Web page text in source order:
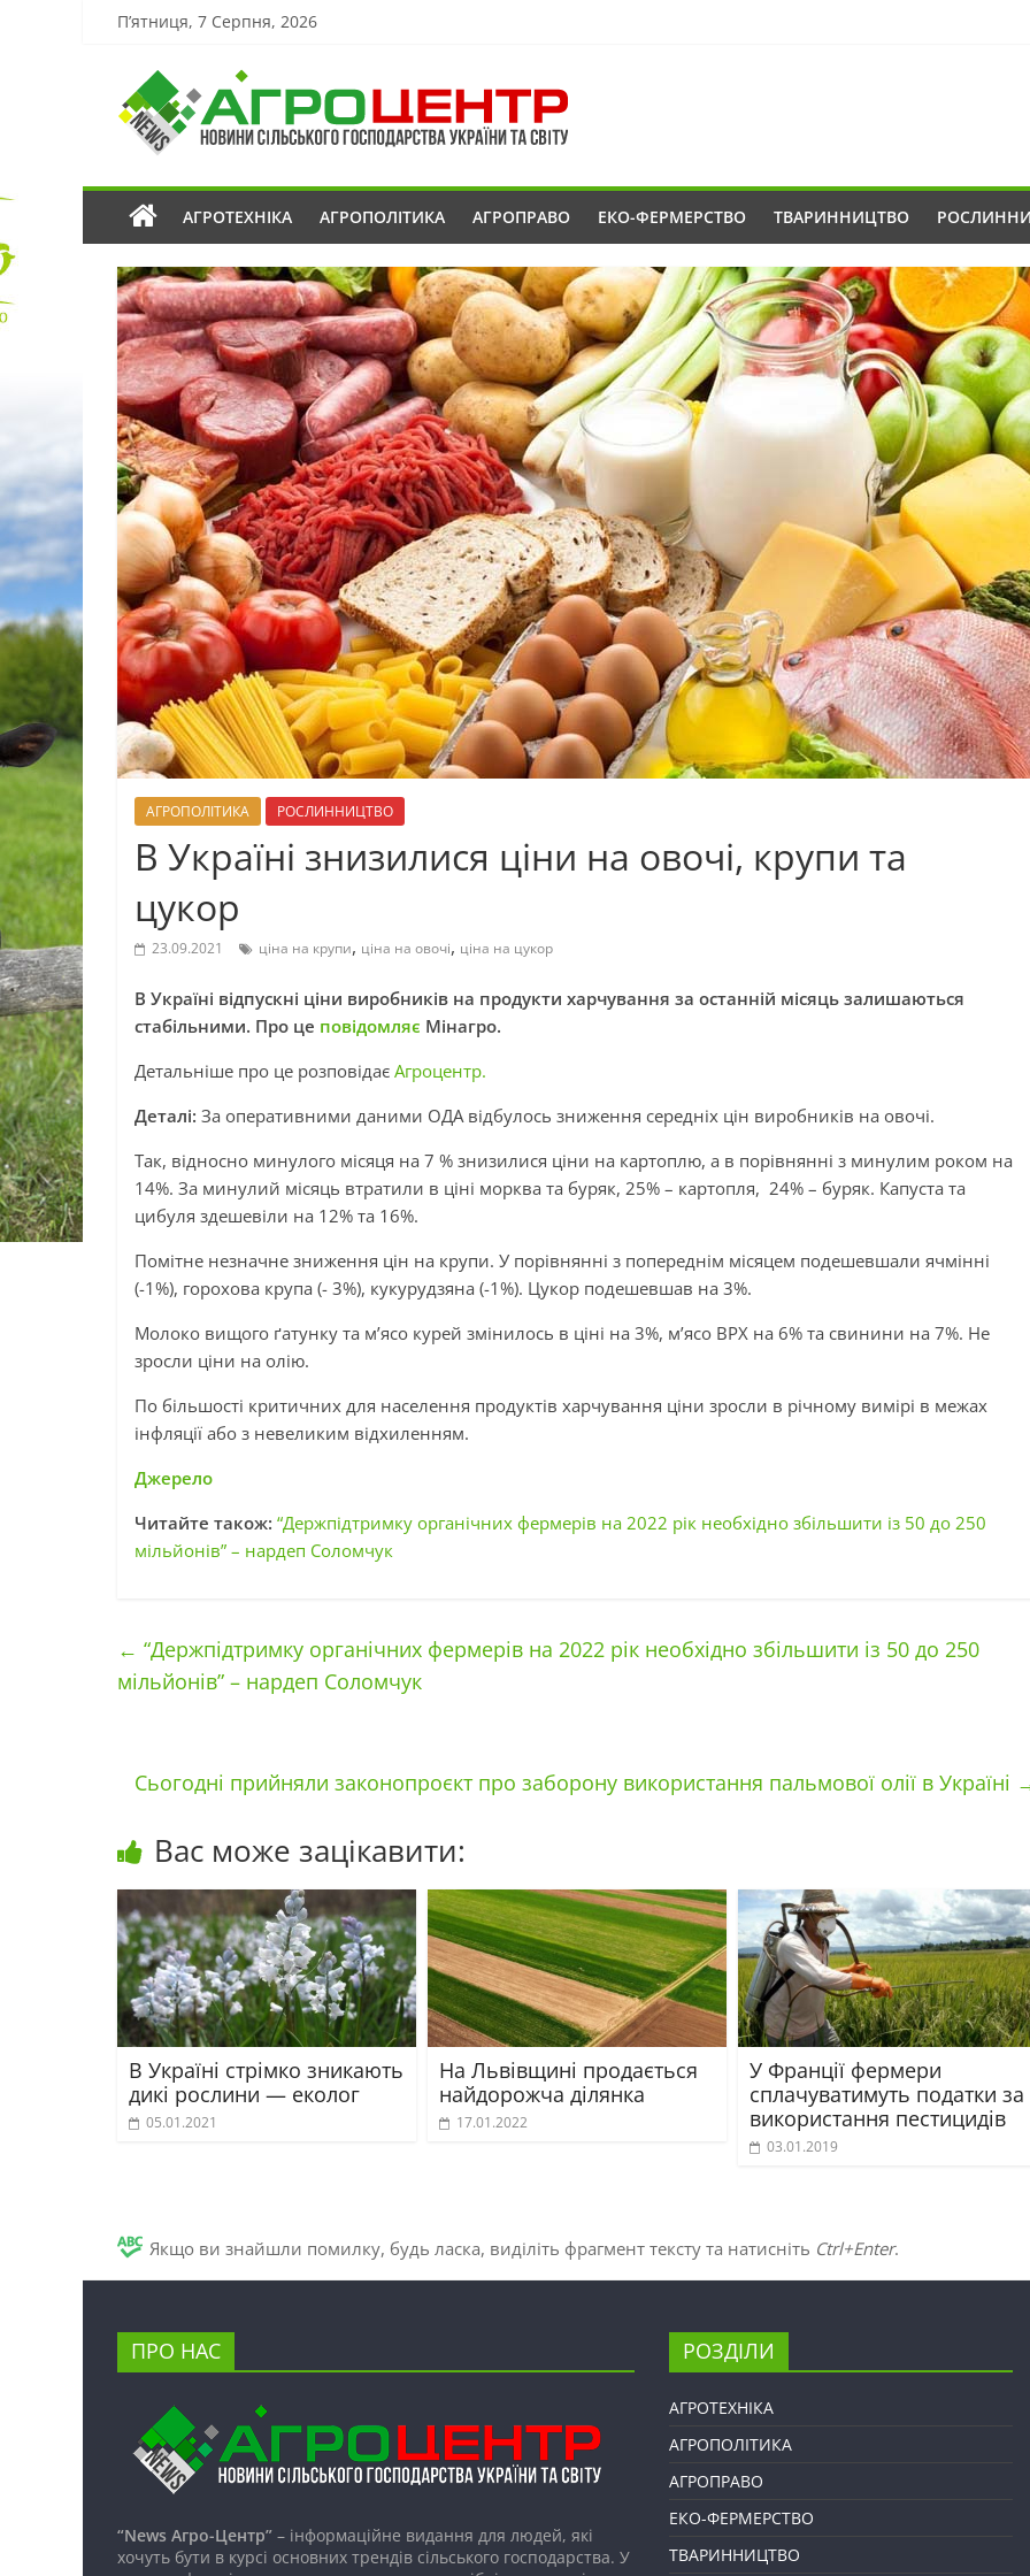
П’ятниця, 7 Серпня, 2026
АГРОТЕХНІКА АГРОПОЛІТИКА АГРОПРАВО ЕКО-ФЕРМЕРСТВО ТВАРИННИЦТВО
АГРОПОЛІТИКА РОСЛИННИЦТВО
В Україні знизилися ціни на овочі, крупи та
цукор
23.09.2021 ціна на крупи, ціна на овочі, ціна на цукор
В Україні відпускні ціни виробників на продукти харчування за останній місяць залишаються
стабільними. Про це повідомляє Мінагро.
Детальніше про це розповідає Агроцентр.
Деталі: За оперативними даними ОДА відбулось зниження середніх цін виробників на овочі.
Так, відносно минулого місяця на 7 % знизилися ціни на картоплю, а в порівнянні з минулим роком на
14%. За минулий місяць втратили в ціні морква та буряк, 25% – картопля, 24% – буряк. Капуста та
цибуля здешевіли на 12% та 16%.
Помітне незначне зниження цін на крупи. У порівнянні з попереднім місяцем подешевшали ячмінні
(-1%), горохова крупа (- 3%), кукурудзяна (-1%). Цукор подешевшав на 3%.
Молоко вищого ґатунку та м’ясо курей змінилось в ціні на 3%, м’ясо ВРХ на 6% та свинини на 7%. Не
зросли ціни на олію.
По більшості критичних для населення продуктів харчування ціни зросли в річному вимірі в межах
інфляції або з невеликим відхиленням.
Джерело
Читайте також: “Держпідтримку органічних фермерів на 2022 рік необхідно збільшити із 50 до 250
мільйонів” – нардеп Соломчук
← “Держпідтримку органічних фермерів на 2022 рік необхідно збільшити із 50 до 250
мільйонів” – нардеп Соломчук
Сьогодні прийняли законопроєкт про заборону використання пальмової олії в Україні
Вас може зацікавити:
В Україні стрімко зникають
дикі рослини — еколог
05.01.2021
На Львівщині продається
найдорожча ділянка
17.01.2022
У Франції фермери
сплачуватимуть податки за
використання пестицидів
03.01.2019
Якщо ви знайшли помилку, будь ласка, виділіть фрагмент тексту та натисніть Ctrl+Enter.
ПРО НАС
“News Агро-Центр” – інформаційне видання для людей, які
хочуть бути в курсі основних трендів сільського господарства. У
РОЗДІЛИ
АГРОТЕХНІКА
АГРОПОЛІТИКА
АГРОПРАВО
ЕКО-ФЕРМЕРСТВО
ТВАРИННИЦТВО